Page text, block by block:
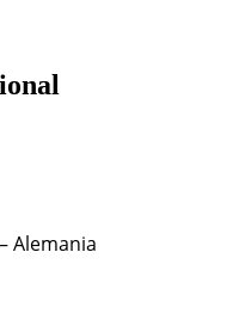
Alemania